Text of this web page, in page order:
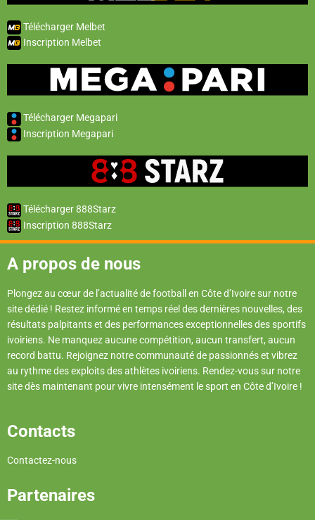
Télécharger Melbet
Inscription Melbet
Télécharger Megapari
Inscription Megapari
Télécharger 888Starz
Inscription 888Starz
A propos de nous
Plongez au cœur de l’actualité de football en Côte d’Ivoire sur notre
site dédié ! Restez informé en temps réel des dernières nouvelles, des
résultats palpitants et des performances exceptionnelles des sportifs
ivoiriens. Ne manquez aucune compétition, aucun transfert, aucun
record battu. Rejoignez notre communauté de passionnés et vibrez
au rythme des exploits des athlètes ivoiriens. Rendez-vous sur notre
site dès maintenant pour vivre intensément le sport en Côte d’Ivoire !
Contacts
Contactez-nous
Partenaires